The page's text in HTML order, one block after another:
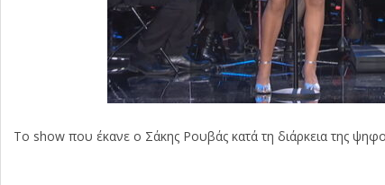
Το show που έκανε ο Σάκης Ρουβάς κατά τη διάρκεια της